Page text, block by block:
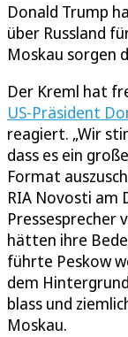
Donald Trump
über Russland
Moskau sorgen
Der Kreml hat
US-Präsident
reagiert. „Wir
dass es ein
Format
RIA Novosti am
Pressesprecher
hätten ihre
führte Peskow
dem
blass und
Moskau.